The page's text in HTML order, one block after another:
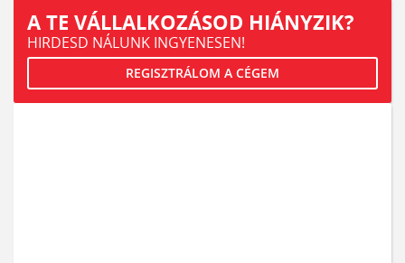
A TE VÁLLALKOZÁSOD HIÁNYZIK?
HIRDESD NÁLUNK INGYENESEN!
REGISZTRÁLOM A CÉGEM